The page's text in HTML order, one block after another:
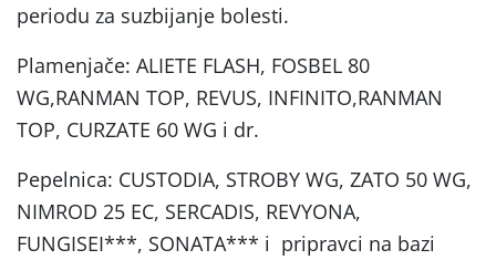
periodu za suzbijanje bolesti.
Plamenjače: ALIETE FLASH, FOSBEL 80
WG,RANMAN TOP, REVUS, INFINITO,RANMAN
TOP, CURZATE 60 WG i dr.
Pepelnica: CUSTODIA, STROBY WG, ZATO 50 WG,
NIMROD 25 EC, SERCADIS, REVYONA,
FUNGISEI***, SONATA*** i pripravci na bazi